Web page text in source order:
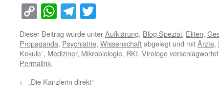
Copy
Link
WhatsApp
Telegram
Dieser Beitrag wurde unterAufklärung, Blog Spezial, Eliten,
Propaganda, Psychiatrie, Wissenschaftabgelegt und mitÄrzte,
Kekule´, Mediziner, Mikrobiologie, RKI, Virologe
Permalink.
← „Die Kanzlerin direkt“